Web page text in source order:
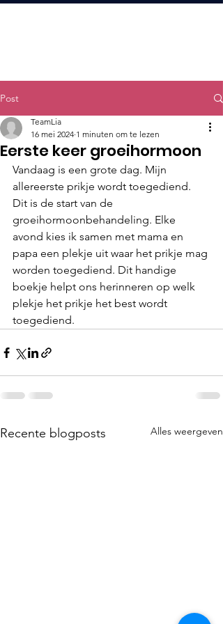
Post
Eerste keer groeihormoon
TeamLia
16 mei 2024 1 minuten om te lezen
Vandaag is een grote dag. Mijn
allereerste prikje wordt toegediend.
Dit is de start van de
groeihormoonbehandeling. Elke
avond kies ik samen met mama en
papa een plekje uit waar het prikje mag
worden toegediend. Dit handige
boekje helpt ons herinneren op welk
plekje het prikje het best wordt
toegediend.
Recente blogposts Alles weergeven